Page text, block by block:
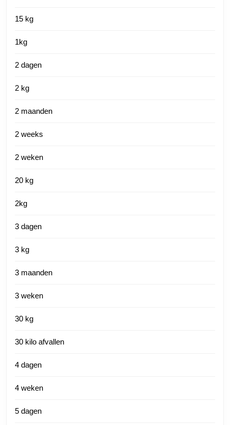
15 kg
1kg
2 dagen
2 kg
2 maanden
2 weeks
2 weken
20 kg
2kg
3 dagen
3 kg
3 maanden
3 weken
30 kg
30 kilo afvallen
4 dagen
4 weken
5 dagen